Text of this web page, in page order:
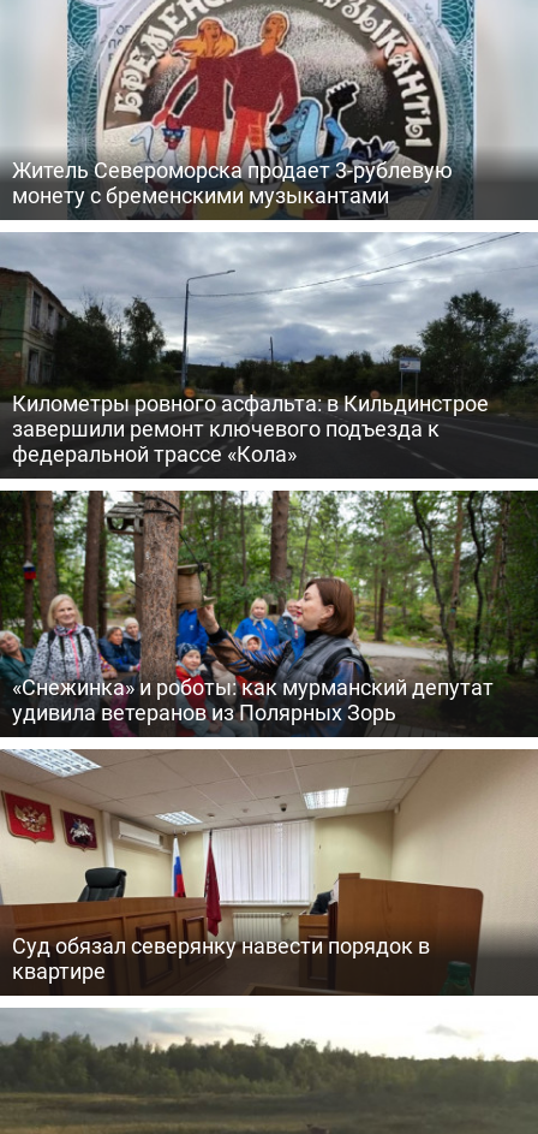
Житель Североморска продает 3-рублевую
монету с бременскими музыкантами
Километры ровного асфальта: в Кильдинстрое
завершили ремонт ключевого подъезда к
федеральной трассе «Кола»
«Снежинка» и роботы: как мурманский депутат
удивила ветеранов из Полярных Зорь
Суд обязал северянку навести порядок в
квартире